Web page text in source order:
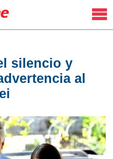
silencio y
al